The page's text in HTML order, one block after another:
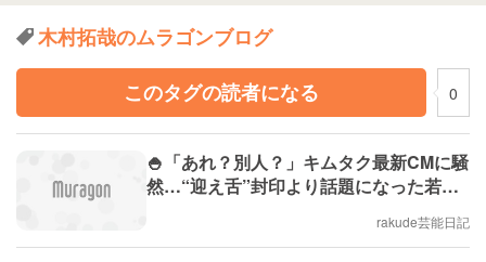
木村拓哉のムラゴンブログ
このタグの読者になる
0
🍚「あれ？別人？」キムタク最新CMに騒
然…“迎え舌”封印より話題になった若見
rakude芸能日記